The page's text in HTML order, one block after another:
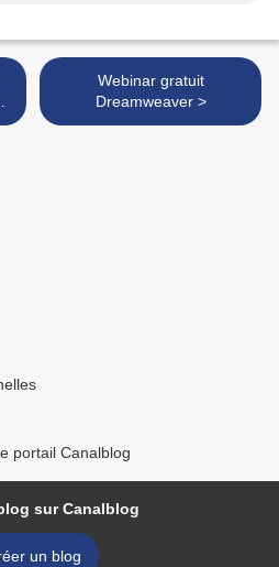
Webinar gratuit
Dreamweaver >
portail Canalblog
sur Canalblog
un blog